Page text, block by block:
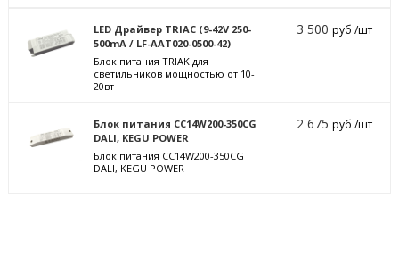
LED Драйвер TRIAC (9-42V 250-
500mA / LF-AAT020-0500-42)
Блок питания TRIAK для
светильников мощностью от 10-
20вт
3 500руб /шт
Блок питания CC14W200-350CG
DALI, KEGU POWER
Блок питания CC14W200-350CG
DALI, KEGU POWER
2 675руб /шт